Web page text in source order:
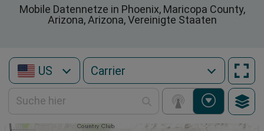
Mobile Datennetze in Phoenix, Maricopa County,
Arizona, Arizona, Vereinigte Staaten
US